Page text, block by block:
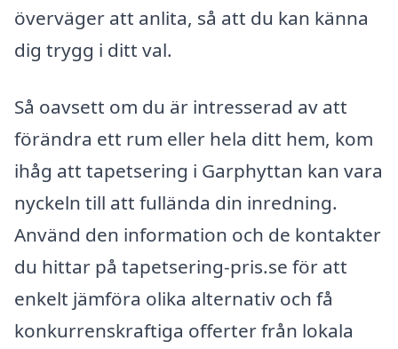
överväger att anlita, så att du kan känna
dig trygg i ditt val.
Så oavsett om du är intresserad av att
förändra ett rum eller hela ditt hem, kom
ihåg att tapetsering i Garphyttan kan vara
nyckeln till att fullända din inredning.
Använd den information och de kontakter
du hittar på tapetsering-pris.se för att
enkelt jämföra olika alternativ och få
konkurrenskraftiga offerter från lokala